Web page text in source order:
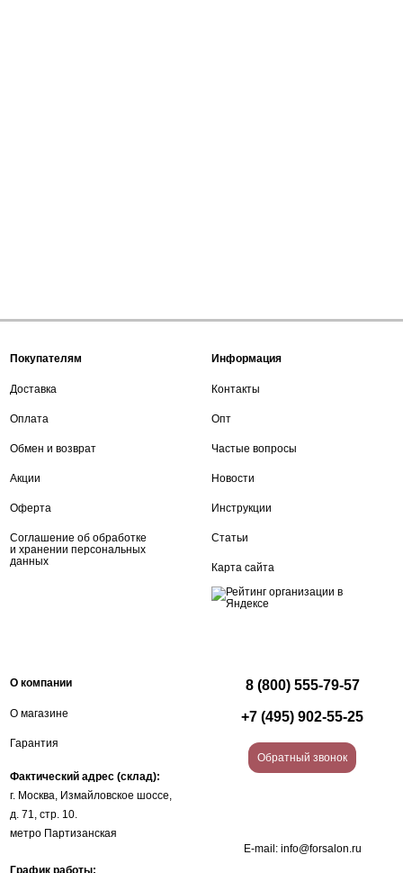
Покупателям
Доставка
Оплата
Обмен и возврат
Акции
Оферта
Соглашение об обработке
и хранении персональных
данных
Информация
Контакты
Опт
Частые вопросы
Новости
Инструкции
Статьи
Карта сайта
О компании
О магазине
Гарантия
Фактический адрес (склад):
г. Москва, Измайловское шоссе,
д. 71, стр. 10.
метро Партизанская
График работы:
8 (800) 555-79-57
+7 (495) 902-55-25
Обратный звонок
E-mail: info@forsalon.ru